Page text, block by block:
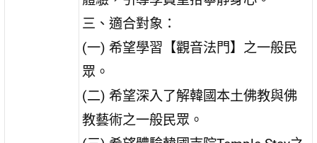
三、適合對象：
(一) 希望學習【觀音法門】之一般民
眾。
(二) 希望深入了解韓國本土佛教與佛
教藝術之一般民眾。